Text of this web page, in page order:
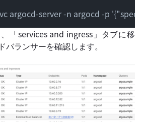
argocd-server -n argocd -p
「services and ingress」タブに移
バランサーを確認します。